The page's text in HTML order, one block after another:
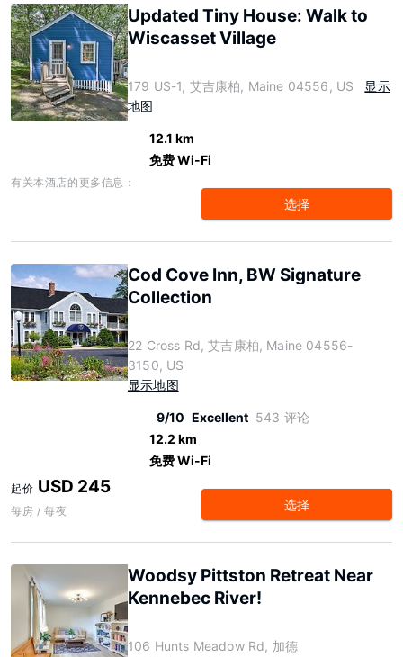
Updated Tiny House: Walk to
Wiscasset Village
179 US-1, 艾吉康柏, Maine 04556, US
显示
地图
12.1 km
免费 Wi-Fi
有关本酒店的更多信息：
选择
Cod Cove Inn, BW Signature
Collection
22 Cross Rd, 艾吉康柏, Maine 04556-
3150, US
显示地图
9/10 Excellent 543 评论
12.2 km
免费 Wi-Fi
起价 USD 245
每房 / 每夜 选择
Woodsy Pittston Retreat Near
Kennebec River!
106 Hunts Meadow Rd, 加德